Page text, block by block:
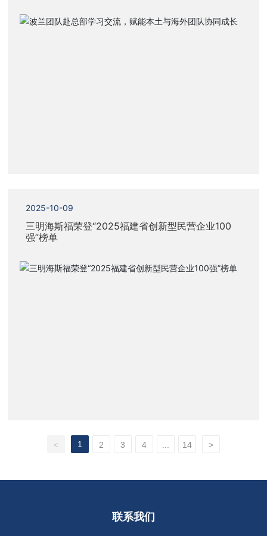
2025-10-09
三明海斯福荣登“2025福建省创新型民营企业100
强”榜单
< 1 2 3 4 ... 14 >
联系我们